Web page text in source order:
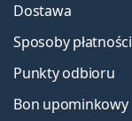
Dostawa
Sposoby płatności
Punkty odbioru
Bon upominkowy